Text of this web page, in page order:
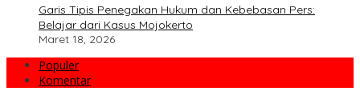
Garis Tipis Penegakan Hukum dan Kebebasan Pers:
Belajar dari Kasus Mojokerto
Maret 18, 2026
Populer
Komentar